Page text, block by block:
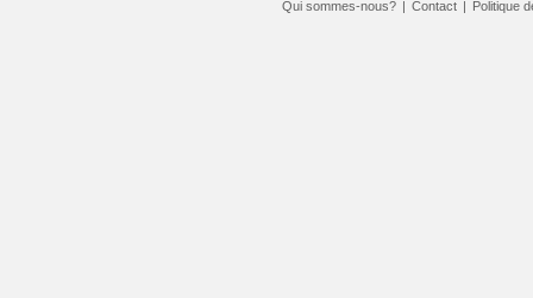
Qui sommes-nous? | Contact | Politique